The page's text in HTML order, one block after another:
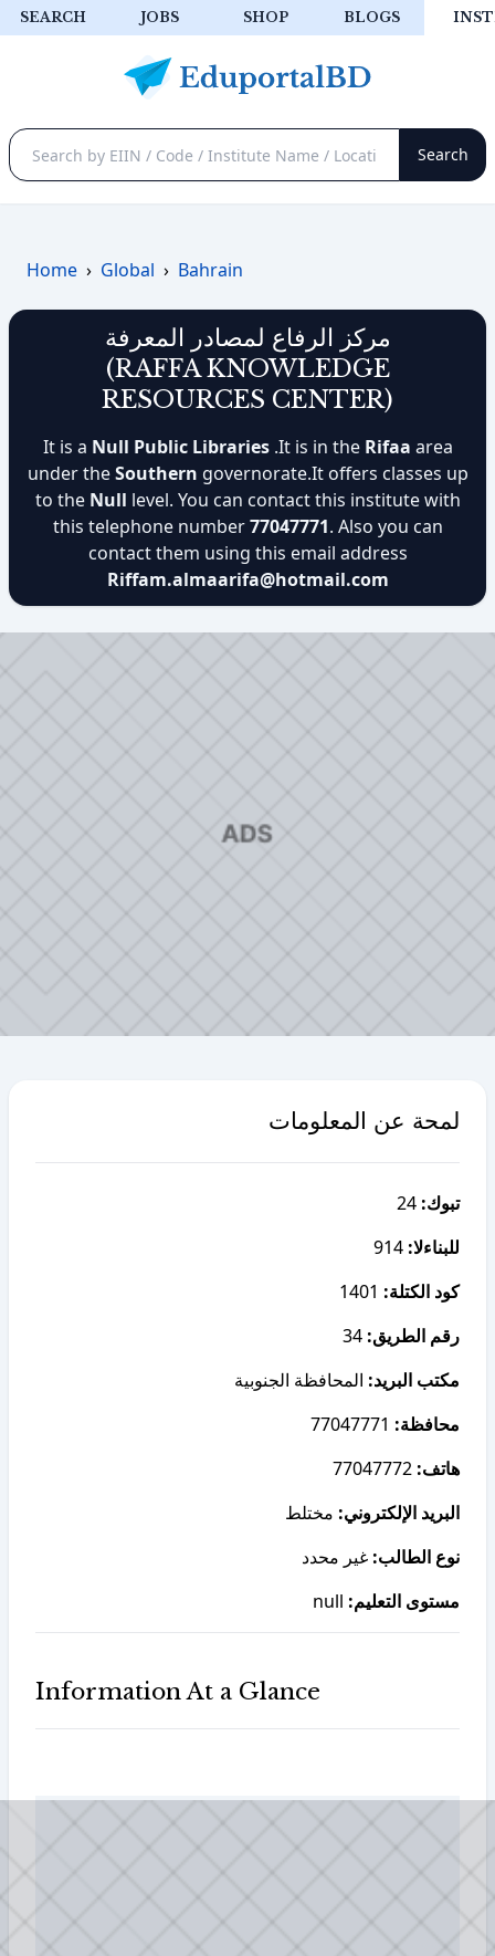
SEARCH JOBS SHOP BLOGS
Home › Global › Bahrain
مركز الرفاع لمصادر المعرفة
(RAFFA KNOWLEDGE
RESOURCES CENTER)
It is a Null Public Libraries .It is in the Rifaa area
under theSouthern governorate.It offers classes up
to the Null level. You can contact this institute with
this telephone number77047771. Also you can
contact them using this email address
Riffam.almaarifa@hotmail.com
لمحة عن المعلومات
تبوك:
للبناءلا:
كود الكتلة:
رقم الطريق:
مكتب البريد: المحافظة الجنوبية
محافظة:
هاتف:
البريد الإلكتروني: مختلط
نوع الطالب: غير محدد
مستوى التعليم:
Information At a Glance